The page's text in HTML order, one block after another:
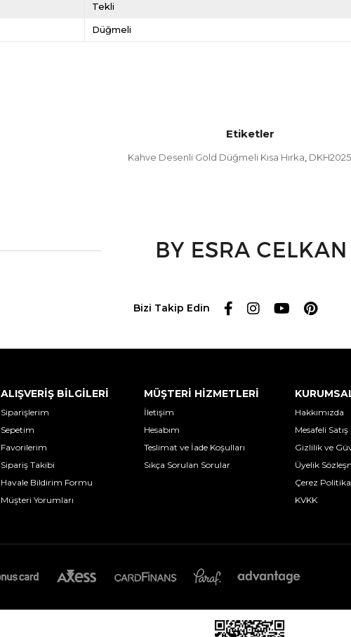
Tekli
Düğmeli
Etiketler
Kahve Desenli Gold Düğmeli Kısa Hırka,
Bizi Takip Edin
ALIŞVERİŞ BİLGİLERİ
Siparişlerim
Sepetim
Favorilerim
Sipariş Takibi
Havale Bildirim Formu
Müşteri Yorumları
MÜŞTERİ HİZMETLERİ
İletişim
Hesabım
Teslimat ve İade Koşulları
Sıkça Sorulan Sorular
Hakkımızda
Mesafeli
Gizlilik ve
Üyelik
Çerez
KVKK